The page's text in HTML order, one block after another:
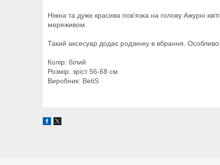
Ніжна та дуже красива пов'язка на голову Ажурні
мереживом.
Такий аксесуар додає родзинку в вбрання.
Колір: білий
Розмір: зріст 56-68 см
Виробник: BetiS